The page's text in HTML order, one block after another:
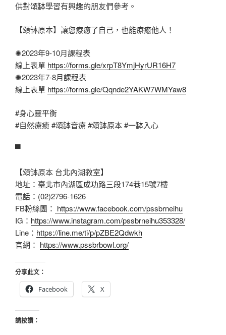
供對頌缽學習有興趣的朋友們參考。
【頌缽原本】讓您療癒了自己，也能療癒他人！
✺2023年9-10月課程表
線上表單 https://forms.gle/xrpT8YmjHyrUR16H7
✺2023年7-8月課程表
線上表單 https://forms.gle/Qqnde2YAKW7WMYaw8
#身心靈平衡
#自然療癒#頌缽音療#頌缽原本#一缽入心
▀
【頌缽原本 台北內湖教室】
地址：臺北市內湖區成功路三段174巷15號7樓
電話：(02)2796-1626
FB粉絲團： https://www.facebook.com/pssbrneihu
IG： https://www.instagram.com/pssbrneihu353328/
Line： https://line.me/ti/p/pZBE2Qdwkh
官網： https://www.pssbrbowl.org/
分享此文：
Facebook
X
請按讚：